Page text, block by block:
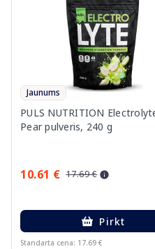
Jaunums
PULS NUTRITION
Pear pulveris, 240 g
10.61 € 17.69 €
Pirkt
Standarta cena: 17.69 €